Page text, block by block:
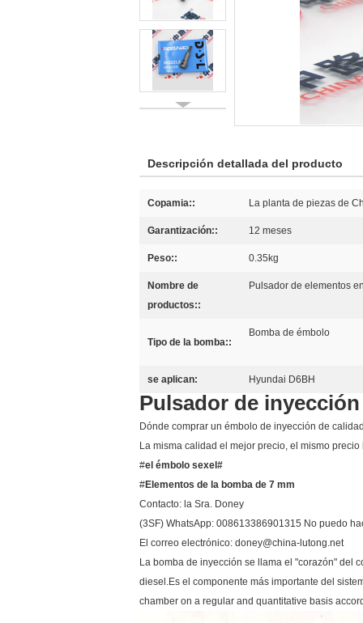
Descripción detallada del producto
Copamia:: La planta de piezas de
Garantización:: 12 meses
Peso:: 0.35kg
Nombre de
productos::
Pulsador de elementos
Tipo de la bomba::
Bomba de émbolo
se aplican: Hyundai D6BH
Pulsador de
Dónde comprar un émbolo de inyección de
La misma calidad el mejor precio, el mismo
#el émbolo sexel#
#Elementos de la bomba de 7 mm
Contacto: la Sra. Doney
(3SF) WhatsApp: 008613386901315 No puedo
El correo electrónico: doney@china-lutong.net
La bomba de inyección se llama el "corazón" del
diesel.Es el componente más importante del
chamber on a regular and quantitative basis